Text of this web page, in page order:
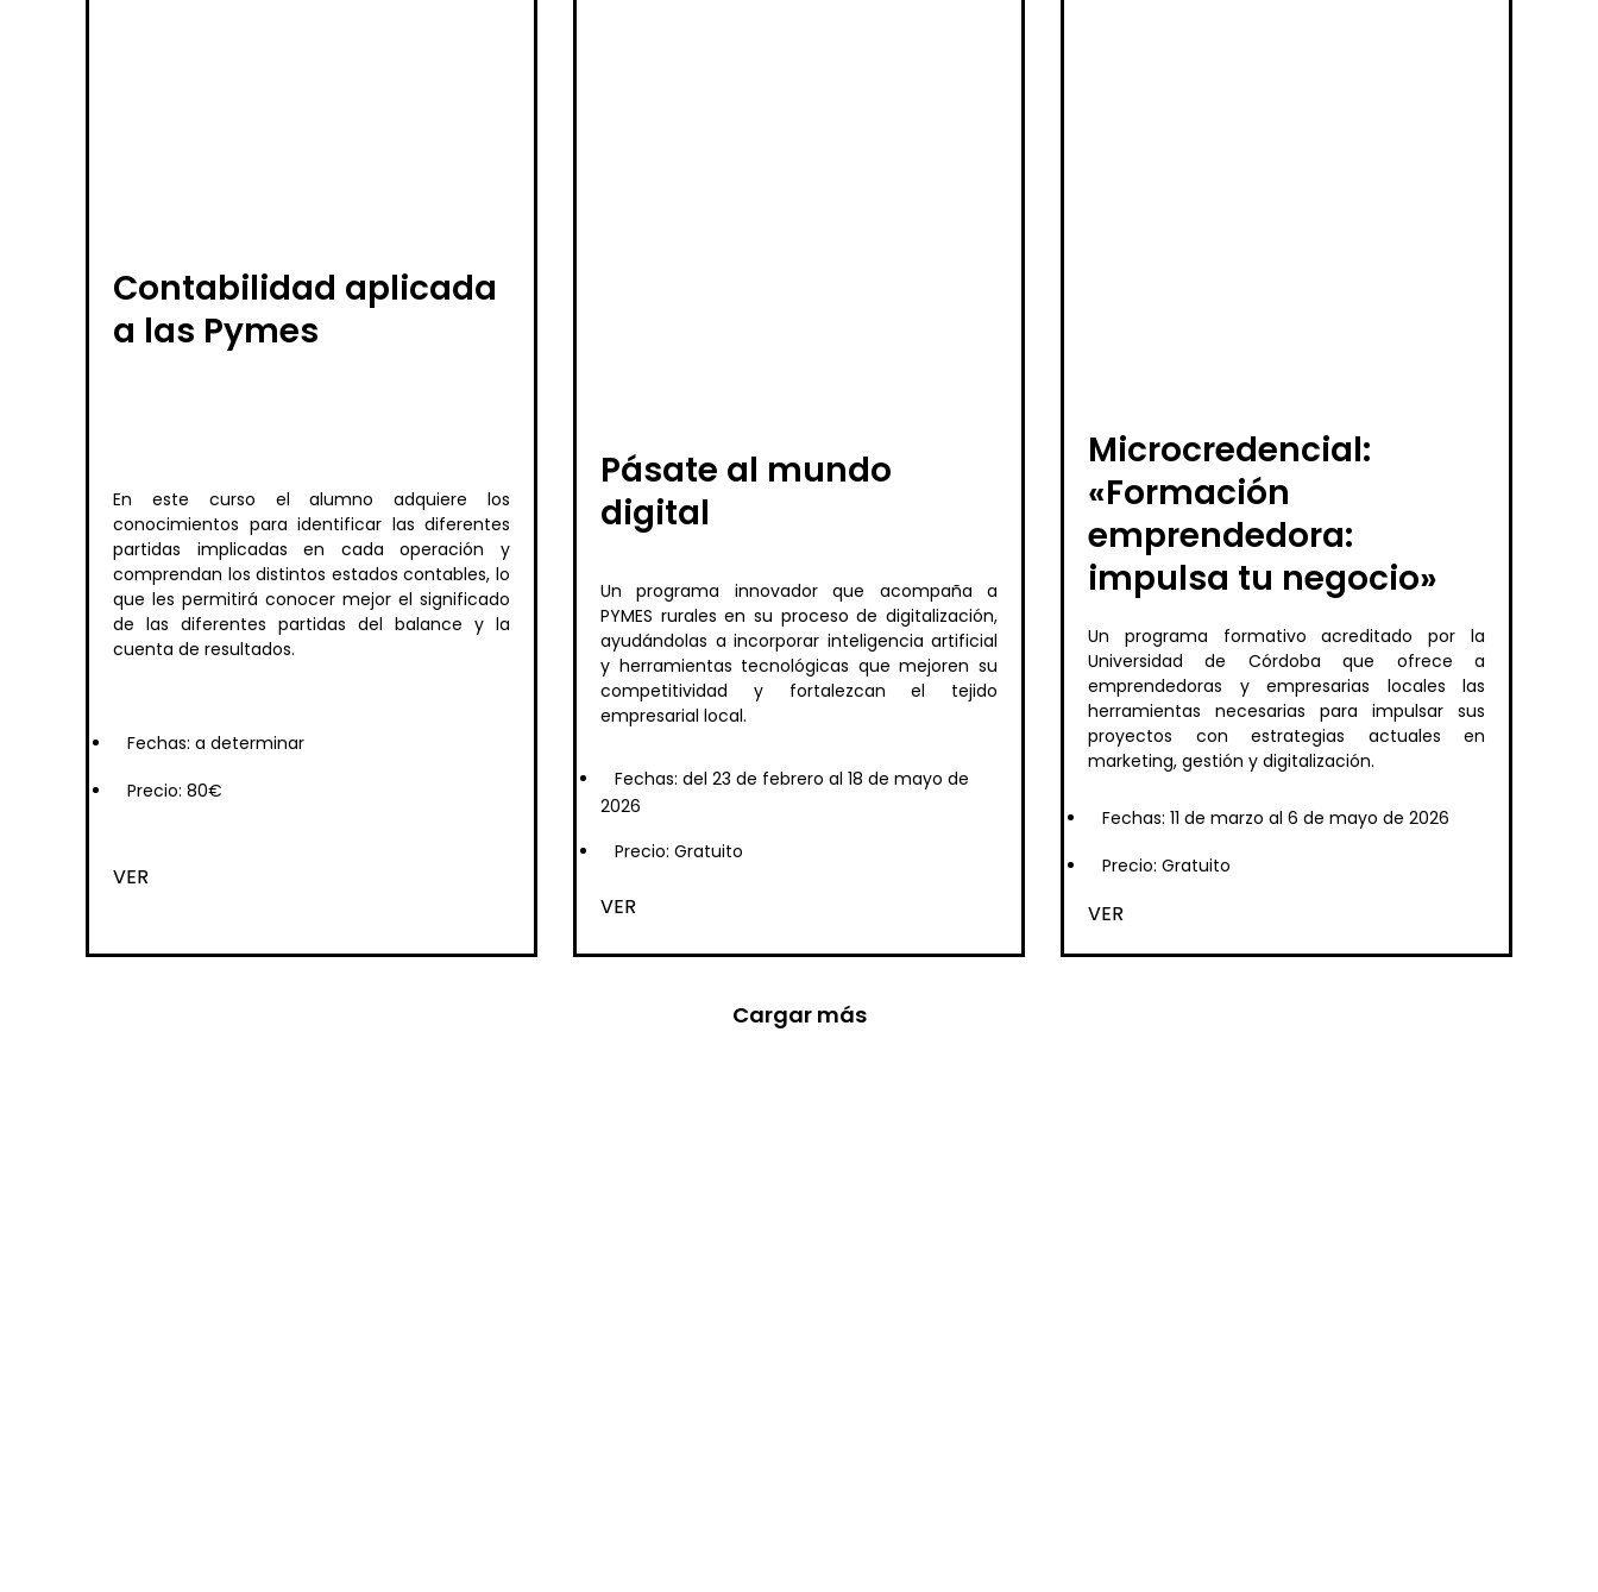
Contabilidad aplicada
a las Pymes
En este curso el alumno adquiere los
conocimientos para identificar las diferentes
partidas implicadas en cada operación y
comprendan los distintos estados contables, lo
que les permitirá conocer mejor el significado
de las diferentes partidas del balance y la
cuenta de resultados.
Fechas: a determinar
Precio: 80€
VER
Pásate al mundo
digital
Un programa innovador que acompaña a
PYMES rurales en su proceso de digitalización,
ayudándolas a incorporar inteligencia artificial
y herramientas tecnológicas que mejoren su
competitividad y fortalezcan el tejido
empresarial local.
Fechas: del 23 de febrero al 18 de mayo de
2026
Precio: Gratuito
VER
Microcredencial:
«Formación
emprendedora:
impulsa tu negocio»
Un programa formativo acreditado por la
Universidad de Córdoba que ofrece a
emprendedoras y empresarias locales las
herramientas necesarias para impulsar sus
proyectos con estrategias actuales en
marketing, gestión y digitalización.
Fechas: 11 de marzo al 6 de mayo de 2026
Precio: Gratuito
VER
Cargar más